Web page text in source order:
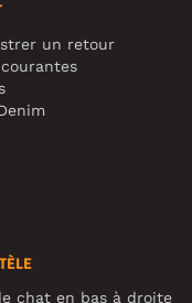
un retour
chat en bas à droite